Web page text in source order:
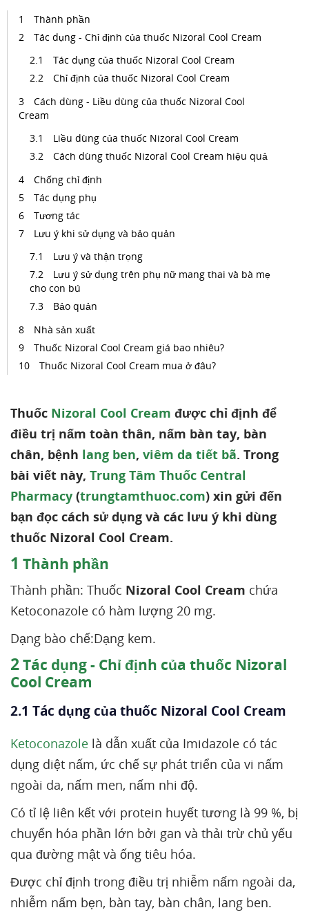
Thành phần
Tác dụng - Chỉ định của thuốc Nizoral Cool Cream
Tác dụng của thuốc Nizoral Cool Cream
Chỉ định của thuốc Nizoral Cool Cream
Cách dùng - Liều dùng của thuốc Nizoral Cool
Cream
Liều dùng của thuốc Nizoral Cool Cream
Cách dùng thuốc Nizoral Cool Cream hiệu quả
Chống chỉ định
Tác dụng phụ
Tương tác
Lưu ý khi sử dụng và bảo quản
Lưu ý và thận trọng
Lưu ý sử dụng trên phụ nữ mang thai và bà mẹ
cho con bú
Bảo quản
Nhà sản xuất
Thuốc Nizoral Cool Cream giá bao nhiêu?
Thuốc Nizoral Cool Cream mua ở đâu?
Thuốc Nizoral Cool Cream được chỉ định để
điều trị nấm toàn thân, nấm bàn tay, bàn
chân, bệnh lang ben, viêm da tiết bã. Trong
bài viết này, Trung Tâm Thuốc Central
Pharmacy (trungtamthuoc.com) xin gửi đến
bạn đọc cách sử dụng và các lưu ý khi dùng
thuốc Nizoral Cool Cream.
1 Thành phần
Thành phần: Thuốc Nizoral Cool Cream chứa
Ketoconazole có hàm lượng 20 mg.
Dạng bào chế:Dạng kem.
2Tác dụng - Chỉ định của thuốc Nizoral
Cool Cream
2.1 Tác dụng của thuốc Nizoral Cool Cream
Ketoconazole là dẫn xuất của Imidazole có tác
dụng diệt nấm, ức chế sự phát triển của vi nấm
ngoài da, nấm men, nấm nhi độ.
Có tỉ lệ liên kết với protein huyết tương là 99 %, bị
chuyển hóa phần lớn bởi gan và thải trừ chủ yếu
qua đường mật và ống tiêu hóa.
Được chỉ định trong điều trị nhiễm nấm ngoài da,
nhiễm nấm bẹn, bàn tay, bàn chân, lang ben.